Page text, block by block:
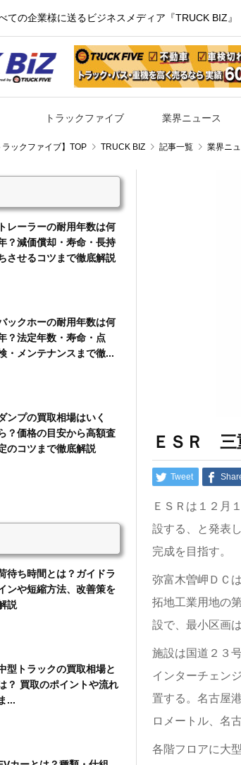
ての企業様に送るビジネスメディア『TRUCK BIZ』
トラックファイブ 業界ニュース
TRUCK BIZ 記事一覧 業界ニ
ＥＳＲ 三
Tweet
ＥＳＲは１２月
設する、と発表
完成を目指す。
弥富木曽岬ＤＣ
拓地工業用地の
設で、最小区画
施設は国道２３
インターチェン
置する。名古屋
ロメートル、名
各階フロアに大
トレーラーの耐用年数は何
？減価償却・寿命・長持
させるコツまで徹底解説
ックホーの耐用年数は何
？法定年数・寿命・点
・メンテナンスまで徹...
ンプの買取相場はいく
？価格の目安から高額査
のコツまで徹底解説
待ち時間とは？ガイドラ
ンや短縮方法、改善策を
説
型トラックの買取相場と
？ 買取のポイントや流れ
ま...